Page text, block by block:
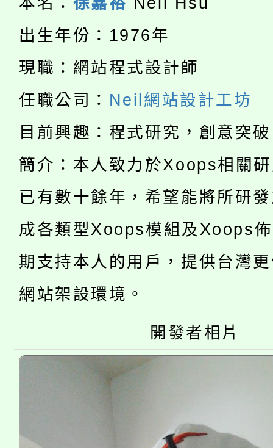
代理(課)教師甄選結果(
公告本校115學年度第
代理(課)教師甄選結果(
轉知中國文化大學推廣
《TA101》溝通分析基
程，歡迎學生輔導中心
心理、諮商輔導、社會
系所師生報名參加。
淨零綠生活教案入校路
會
115年食農教育專業人
程
學籍身 分審查程序及
版
淨零綠領人才培育課程
公告本校115學年度第
代理(課)教師甄選結果(
「2026金融保險知識
車」活動
桃園市115學年度學生
生本土語及新住民語歌
公告本校115學年度第
代理(課)教師甄選結果
公告本校115學年度第
代理(課)教師甄選結果
轉知中國文化大學推廣
《TA101》溝通分析基
程，歡迎學生輔導中心
出生年份：1976年
現職：網站程式設計師
任職公司： Neil網站設計工坊
目前興趣：程式研究，創意突
簡介：本人致力於Xoops相關
已有數十餘年，希望能將所研
成各類型Xoops模組及Xoops
期支持本人的用戶，提供台灣
網站架設環境。
開發者相片